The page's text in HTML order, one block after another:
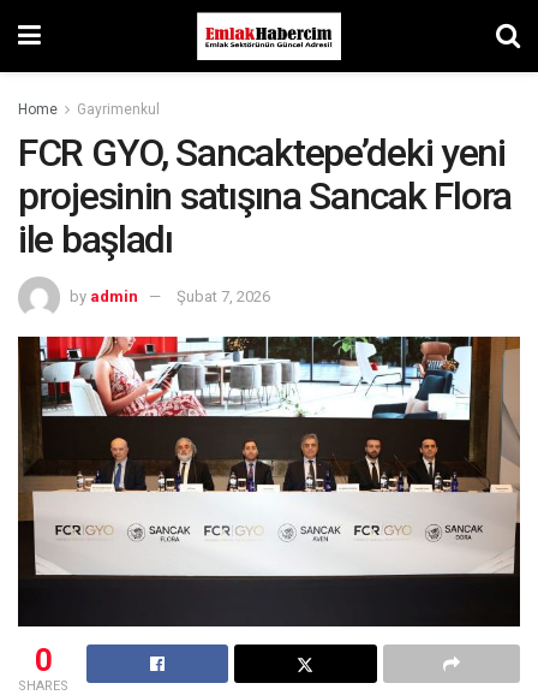
Home Gayrimenkul
FCR GYO, Sancaktepe’deki yeni
projesinin satışına Sancak Flora
ile başladı
by admin Şubat 7, 2026
0
SHARES